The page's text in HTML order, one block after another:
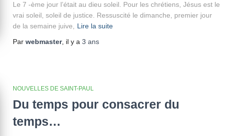
Le 7 -ème jour l’était au dieu soleil. Pour les chrétiens, Jésus est le
vrai soleil, soleil de justice. Ressuscité le dimanche, premier jour
de la semaine juive, Lire la suite
Par webmaster, il y a 3 ans
NOUVELLES DE SAINT-PAUL
Du temps pour consacrer du
temps…